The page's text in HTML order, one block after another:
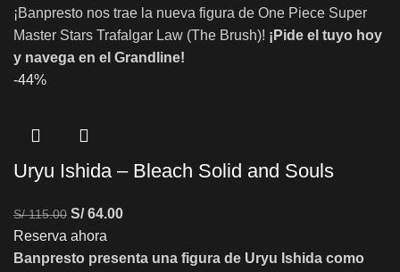
¡Banpresto nos trae la nueva figura de One Piece Super
Master Stars Trafalgar Law (The Brush)! ¡Pide el tuyo hoy
y navega en el Grandline!
-44%
Uryu Ishida – Bleach Solid and Souls
S/115.00 S/64.00
Reserva ahora
Banpresto presenta una figura de Uryu Ishida como